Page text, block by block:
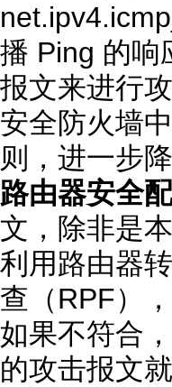
播 Ping 的响
报文来进行
安全防火墙
则，进一步
路由器安全
文，除非是
利用路由器
查（RPF）
如果不符合
的攻击报文